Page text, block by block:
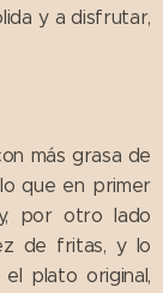
y a disfrutar,
más grasa de
que en primer
por otro lado
de fritas, y lo
plato original,